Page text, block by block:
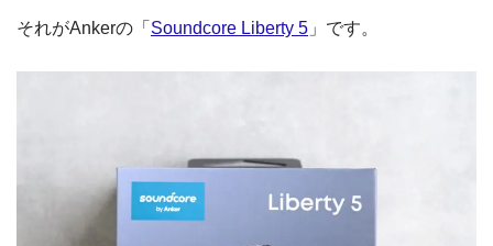
それがAnkerの「 Soundcore Liberty 5 」です。